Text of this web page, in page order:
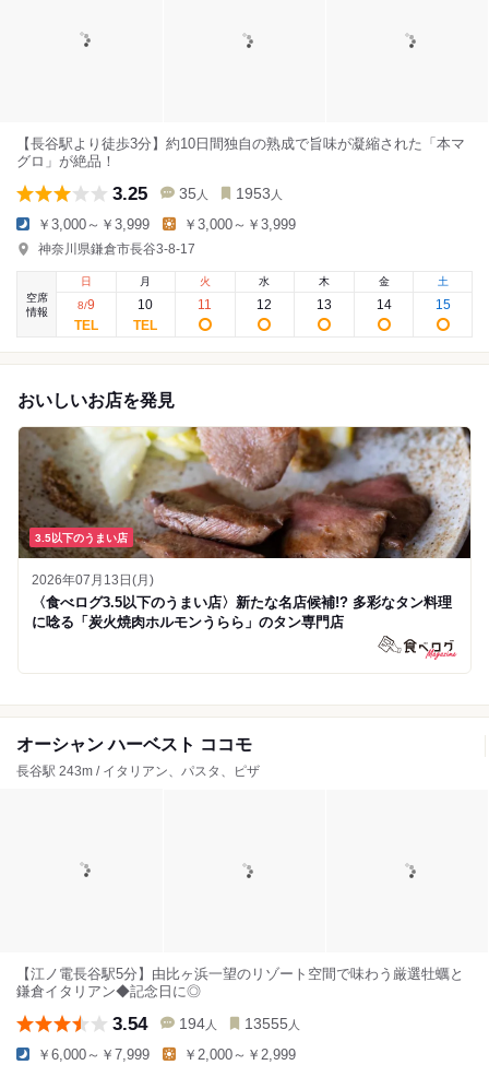
【長谷駅より徒歩3分】約10日間独自の熟成で旨味が凝縮された「本マ
グロ」が絶品！
3.25 35 人 1953 人
￥3,000～￥3,999 ￥3,000～￥3,999
神奈川県鎌倉市長谷3-8-17
空席
情報
日
8/9
月
10
火
11
水
12
木
13
金
14
土
15
おいしいお店を発見
3.5以下のうまい店
2026年07月13日(月)
〈食べログ3.5以下のうまい店〉新たな名店候補!? 多彩なタン料理
に唸る「炭火焼肉ホルモンうらら」のタン専門店
オーシャン ハーベスト ココモ
長谷駅 243m / イタリアン、パスタ、ピザ
【江ノ電長谷駅5分】由比ヶ浜一望のリゾート空間で味わう厳選牡蠣と
鎌倉イタリアン◆記念日に◎
3.54 194 人 13555 人
￥6,000～￥7,999 ￥2,000～￥2,999